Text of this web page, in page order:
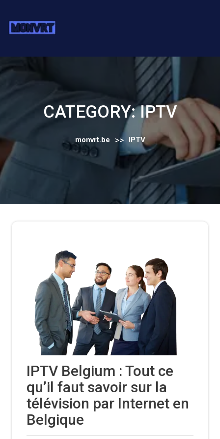
content
CATEGORY:IPTV
monvrt.be >> IPTV
IPTV Belgium : Tout ce
qu’il faut savoir sur la
télévision par Internet en
Belgique